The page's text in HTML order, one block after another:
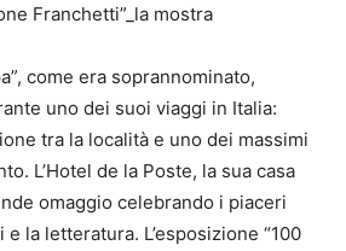
Franchetti”_la mostra
come era soprannominato,
uno dei suoi viaggi in Italia:
tra la località e uno dei massimi
L’Hotel de la Poste, la sua casa
omaggio celebrando i piaceri
la letteratura. L’esposizione “100